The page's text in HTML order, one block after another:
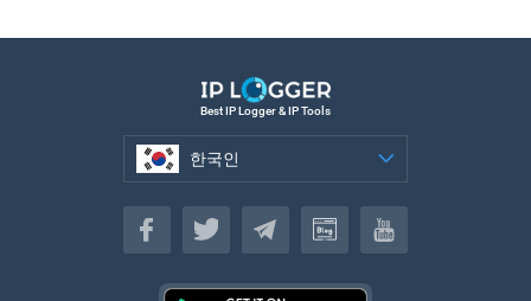
Best IP Logger & IP Tools
한국인
한국인